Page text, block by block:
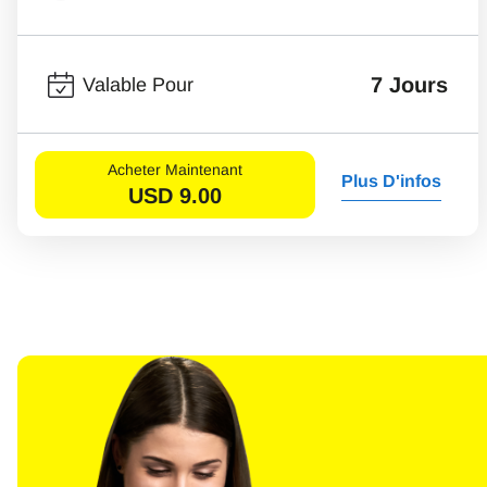
Valable Pour 7 Jours
Acheter Maintenant
USD 9.00
Plus D'infos